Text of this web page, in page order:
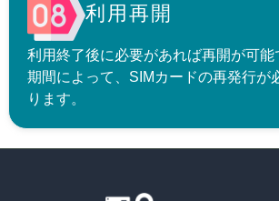
利用再開
利用終了後に必要があれば再開が可
期間によって、SIMカードの再発行が
ります。